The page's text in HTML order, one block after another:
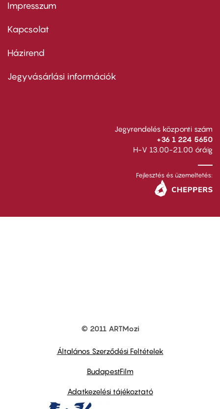
Footer
first
Impresszum
Kapcsolat
Footer
second
Házirend
Jegyvásárlási információk
Jegyrendelés központi szám
+36 1 224 5650
H-V 13.00-21.00 óráig
Fejlesztés és üzemeltetés:
© 2011 ARTMozi
Általános Szerződési Feltételek
BudapestFilm
Adatkezelési tájékoztató